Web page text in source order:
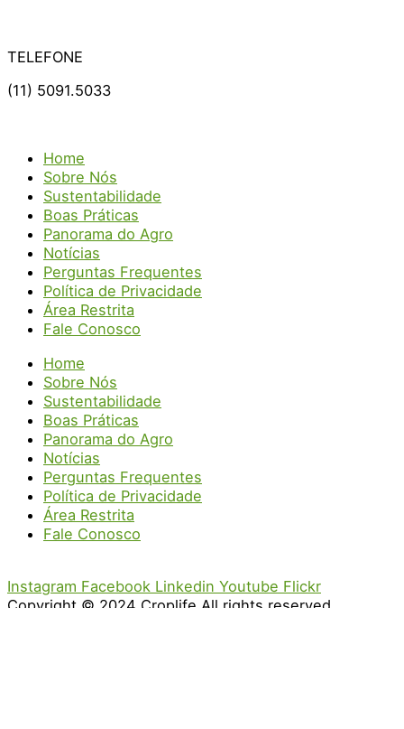
TELEFONE
(11) 5091.5033
Home
Sobre Nós
Sustentabilidade
Boas Práticas
Panorama do Agro
Notícias
Perguntas Frequentes
Política de Privacidade
Área Restrita
Fale Conosco
Home
Sobre Nós
Sustentabilidade
Boas Práticas
Panorama do Agro
Notícias
Perguntas Frequentes
Política de Privacidade
Área Restrita
Fale Conosco
Instagram Facebook Linkedin Youtube Flickr
Copyright © 2024 Croplife All rights reserved.